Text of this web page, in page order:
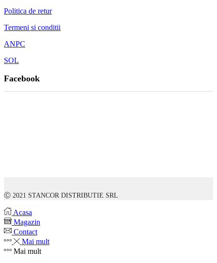
Politica de retur
Termeni si conditii
ANPC
SOL
Facebook
Ⓒ 2021 STANCOR DISTRIBUTIE SRL
Acasa
Magazin
Contact
Mai mult
Mai mult